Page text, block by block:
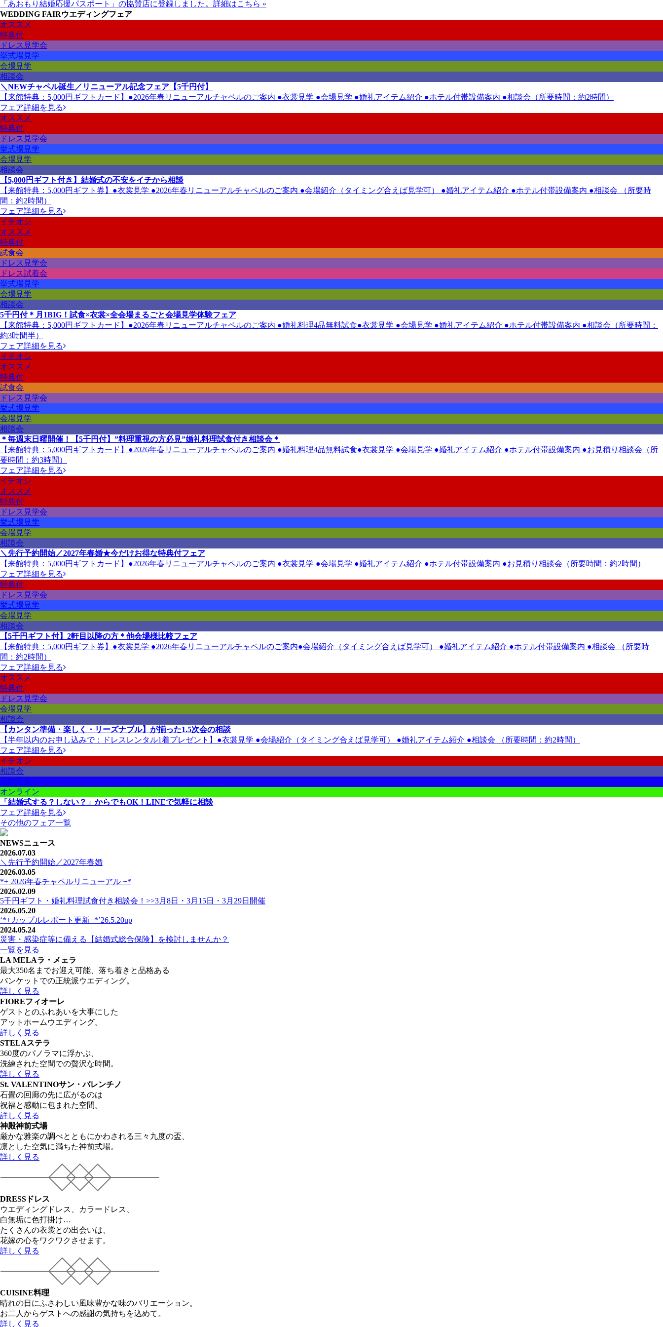
「あおもり結婚応援パスポート」の協賛店に登録しました。 詳細はこちら »
WEDDING FAIRウエディングフェア
オススメ
特典付
ドレス見学会
挙式場見学
会場見学
相談会
＼NEWチャペル誕生／リニューアル記念フェア【5千円付】
【来館特典：5,000円ギフトカード】●2026年春リニューアルチャペルのご案内 ●衣裳見学 ●会場見学 ●婚礼アイテム紹介 ●ホテル付帯設備案内 ●相談会（所要時間：約2時間）
フェア詳細を見る
オススメ
特典付
ドレス見学会
挙式場見学
会場見学
相談会
【5,000円ギフト付き】結婚式の不安をイチから相談
【来館特典：5,000円ギフト券】●衣裳見学 ●2026年春リニューアルチャペルのご案内 ●会場紹介（タイミング合えば見学可） ●婚礼アイテム紹介 ●ホテル付帯設備案内 ●相談会 （所要時
間：約2時間）
フェア詳細を見る
イチオシ
オススメ
特典付
試食会
ドレス見学会
ドレス試着会
挙式場見学
会場見学
相談会
5千円付＊月1BIG！試食×衣裳×全会場まるごと会場見学体験フェア
【来館特典：5,000円ギフトカード】●2026年春リニューアルチャペルのご案内 ●婚礼料理4品無料試食●衣裳見学 ●会場見学 ●婚礼アイテム紹介 ●ホテル付帯設備案内 ●相談会（所要時間：
約3時間半）
フェア詳細を見る
イチオシ
オススメ
特典付
試食会
ドレス見学会
挙式場見学
会場見学
相談会
＊毎週末日曜開催！【5千円付】”料理重視の方必見”婚礼料理試食付き相談会＊
【来館特典：5,000円ギフトカード】●2026年春リニューアルチャペルのご案内 ●婚礼料理4品無料試食●衣裳見学 ●会場見学 ●婚礼アイテム紹介 ●ホテル付帯設備案内 ●お見積り相談会（所
要時間：約3時間）
フェア詳細を見る
イチオシ
オススメ
特典付
ドレス見学会
挙式場見学
会場見学
相談会
＼先行予約開始／2027年春婚★今だけお得な特典付フェア
【来館特典：5,000円ギフトカード】●2026年春リニューアルチャペルのご案内 ●衣裳見学 ●会場見学 ●婚礼アイテム紹介 ●ホテル付帯設備案内 ●お見積り相談会（所要時間：約2時間）
フェア詳細を見る
特典付
ドレス見学会
挙式場見学
会場見学
相談会
【5千円ギフト付】2軒目以降の方＊他会場様比較フェア
【来館特典：5,000円ギフト券】●衣裳見学 ●2026年春リニューアルチャペルのご案内●会場紹介（タイミング合えば見学可） ●婚礼アイテム紹介 ●ホテル付帯設備案内 ●相談会 （所要時
間：約2時間）
フェア詳細を見る
オススメ
特典付
ドレス見学会
会場見学
相談会
【カンタン準備・楽しく・リーズナブル】が揃った1.5次会の相談
【半年以内のお申し込みで：ドレスレンタル1着プレゼント】●衣裳見学 ●会場紹介（タイミング合えば見学可） ●婚礼アイテム紹介 ●相談会 （所要時間：約2時間）
フェア詳細を見る
イチオシ
相談会
オンライン
「結婚式する？しない？」からでもOK！LINEで気軽に相談
フェア詳細を見る
その他のフェア一覧
NEWSニュース
2026.07.03
＼先行予約開始／2027年春婚
2026.03.05
*+ 2026年春チャペルリニューアル +*
2026.02.09
5千円ギフト・婚礼料理試食付き相談会！>>3月8日・3月15日・3月29日開催
2026.05.20
‘*+カップルレポート更新+*’26.5.20up
2024.05.24
災害・感染症等に備える【結婚式総合保険】を検討しませんか？
一覧を見る
LA MELAラ・メェラ
最大350名までお迎え可能、落ち着きと品格ある
バンケットでの正統派ウエディング。
詳しく見る
FIOREフィオーレ
ゲストとのふれあいを大事にした
アットホームウエディング。
詳しく見る
STELAステラ
360度のパノラマに浮かぶ、
洗練された空間での贅沢な時間。
詳しく見る
St. VALENTINOサン・バレンチノ
石畳の回廊の先に広がるのは
祝福と感動に包まれた空間。
詳しく見る
神殿神前式場
厳かな雅楽の調べとともにかわされる三々九度の盃、
凛とした空気に満ちた神前式場。
詳しく見る
DRESS ドレス
ウエディングドレス、カラードレス、
白無垢に色打掛け…
たくさんの衣裳との出会いは、
花嫁の心をワクワクさせます。
詳しく見る
CUISINE料理
晴れの日にふさわしい風味豊かな味のバリエーション。
お二人からゲストへの感謝の気持ちを込めて。
詳しく見る